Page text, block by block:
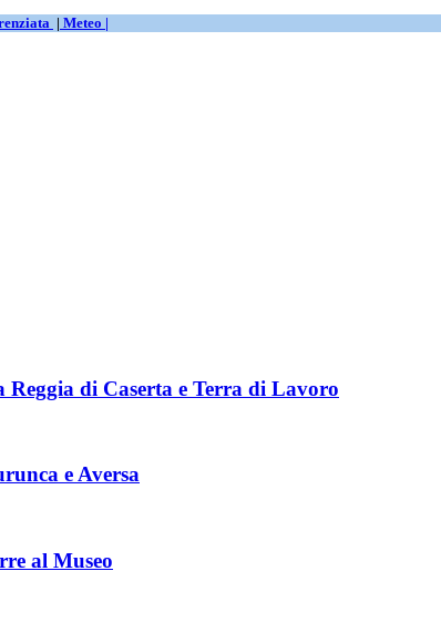
| Meteo |
di Caserta e Terra di Lavoro
e Aversa
al Museo